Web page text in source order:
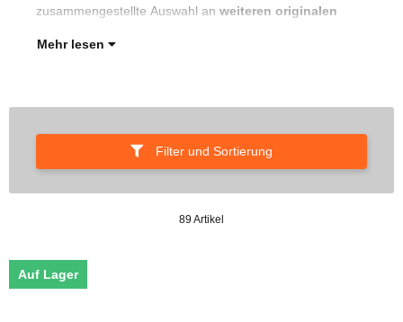
zusammengestellte Auswahl an weiteren originalen
Mehr lesen
Filter und Sortierung
89 Artikel
Auf Lager